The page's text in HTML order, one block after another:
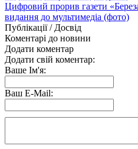
Цифровий прорив газети
видання до мультимедіа (фото)
Публікації / Досвід
Коментарі до новини
Додати коментар
Додати свій коментар:
Ваше Ім'я:
Ваш E-Mail: